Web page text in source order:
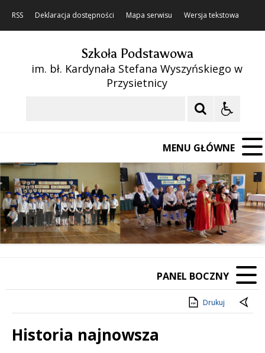
RSS Deklaracja dostępności Mapa serwisu Wersja tekstowa
Szkoła Podstawowa
im. bł. Kardynała Stefana Wyszyńskiego w
Przysietnicy
MENU GŁÓWNE
Poprzedni Element
Następny Element
❚❚
PANEL BOCZNY
Drukuj
Historia najnowsza